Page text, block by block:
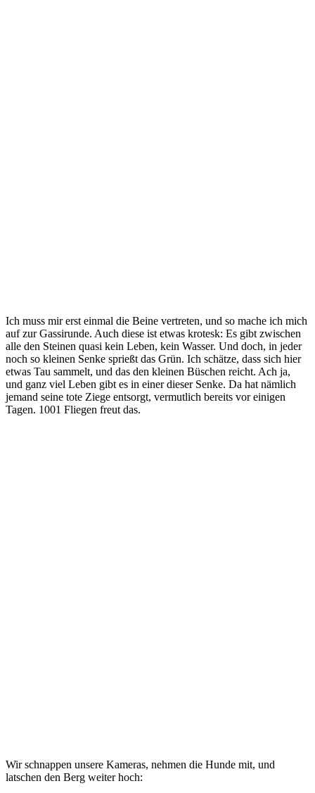
Ich muss mir erst einmal die Beine vertreten, und so mache ich mich
auf zur Gassirunde. Auch diese ist etwas krotesk: Es gibt zwischen
alle den Steinen quasi kein Leben, kein Wasser. Und doch, in jeder
noch so kleinen Senke sprießt das Grün. Ich schätze, dass sich hier
etwas Tau sammelt, und das den kleinen Büschen reicht. Ach ja,
und ganz viel Leben gibt es in einer dieser Senke. Da hat nämlich
jemand seine tote Ziege entsorgt, vermutlich bereits vor einigen
Tagen. 1001 Fliegen freut das.
Wir schnappen unsere Kameras, nehmen die Hunde mit, und
latschen den Berg weiter hoch: